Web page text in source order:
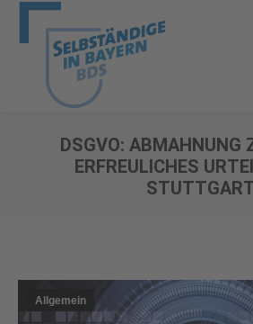
DSGVO: ABMAHNUNG
ERFREULICHES
Allgemein